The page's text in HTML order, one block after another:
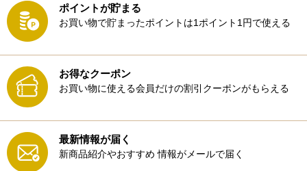
ポイントが貯まる
お買い物で貯まったポイントは1ポイント1円で使える
お得なクーポン
お買い物に使える会員だけの割引クーポンがもらえる
最新情報が届く
新商品紹介やおすすめ 情報がメールで届く